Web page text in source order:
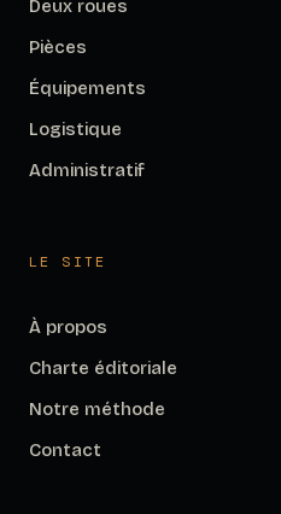
Deux roues
Pièces
Équipements
Logistique
Administratif
LE SITE
À propos
Charte éditoriale
Notre méthode
Contact